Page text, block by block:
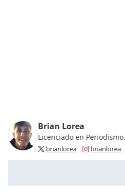
Brian Lorea
Licenciado en
brianlorea brianlorea